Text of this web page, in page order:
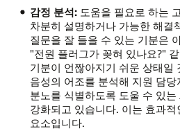
감정 분석:도움을 필요로 하는
차분히 설명하거나 가능한 해결
질문을 잘 들을 수 있는 기분은
"전원 플러그가 꽂혀 있나요?"
기분이 언짢아지기 쉬운 상태일
음성의 어조를 분석해 지원 담
분노를 식별하도록 도울 수 있
강화되고 있습니다. 이는 효과
요소입니다.